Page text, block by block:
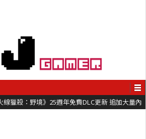
線獵殺：野境》25週年免費DLC更新 追加大量內
超平價折扣